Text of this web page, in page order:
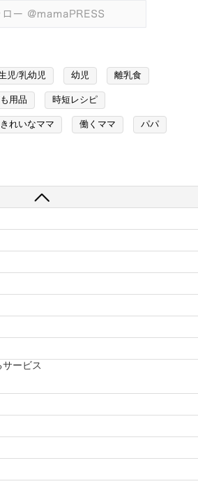
児/乳幼児 幼児 離乳食
用品 時短レシピ
きれいなママ 働くママ パパ
ービス